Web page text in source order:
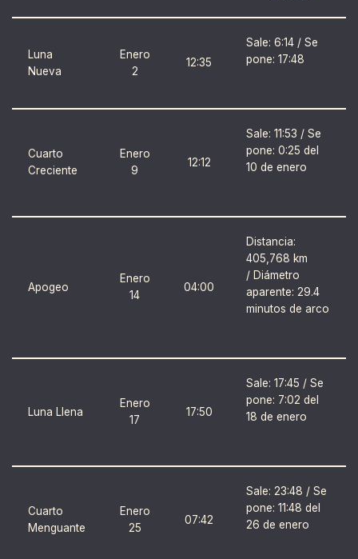
Luna
Nueva
Enero
2
12:35
Sale: 6:14 / Se
pone: 17:48
Cuarto
Creciente
Enero
9
12:12
Sale: 11:53 / Se
pone: 0:25 del
10 de enero
Apogeo
Enero
14
04:00
Distancia:
405,768 km
/ Diámetro
aparente: 29.4
minutos de arco
Luna Llena
Enero
17
17:50
Sale: 17:45 / Se
pone: 7:02 del
18 de enero
Cuarto
Menguante
Enero
25
07:42
Sale: 23:48 / Se
pone: 11:48 del
26 de enero